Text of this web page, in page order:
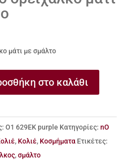
μάτι με σμάλτο
στο καλάθι
Ο1 629ΕΚ purple Κατηγορίες: nO
, Κολιέ, Κοσμήματα Ετικέτες:
,σμάλτο